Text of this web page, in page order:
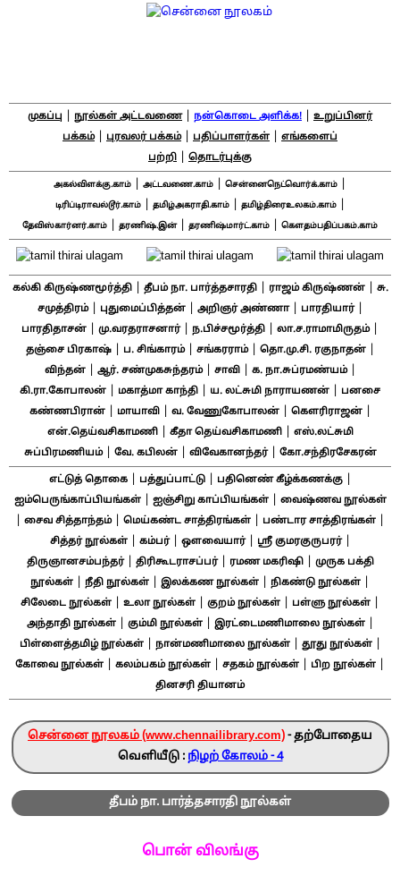
முகப்பு நூல்கள் அட்டவணை| நன்கொடை அளிக்க!
உறுப்பினர்
பக்கம்| புரவலர் பக்கம்| பதிப்பாளர்கள்
எங்களைப்
பற்றி
தொடர்புக்கு
அகல்விளக்கு.காம் அட்டவணை.காம் சென்னைநெட்வொர்க்.காம்
டிரிப்டிராவல்டூர்.காம்| தமிழ்அகராதி.காம்| தமிழ்திரைஉலகம்.காம்|
தேவிஸ்கார்னர்.காம் தரணிஷ்.இன்| தரணிஷ்மார்ட்.காம் கௌதம்பதிப்பகம்.காம்
கல்கி கிருஷ்ணமூர்த்தி| தீபம் நா. பார்த்தசாரதி| ராஜம் கிருஷ்ணன்|
சு.
சமுத்திரம்| புதுமைப்பித்தன்| அறிஞர் அண்ணா| பாரதியார்|
பாரதிதாசன் மு.வரதராசனார்| ந.பிச்சமூர்த்தி லா.ச.ராமாமிருதம்|
தஞ்சை பிரகாஷ்| ப. சிங்காரம்| சங்கரராம்| தொ.மு.சி. ரகுநாதன்|
விந்தன்| ஆர். சண்முகசுந்தரம்| சாவி| க. நா.சுப்ரமண்யம்|
கி.ரா.கோபாலன் மகாத்மா காந்தி ய. லட்சுமி நாராயணன்
பனசை
கண்ணபிரான்| மாயாவி| வ. வேணுகோபாலன்| கௌரிராஜன்|
என்.தெய்வசிகாமணி| கீதா தெய்வசிகாமணி|
எஸ்.லட்சுமி
சுப்பிரமணியம்| வே. கபிலன்| விவேகானந்தர்| கோ.சந்திரசேகரன்
எட்டுத் தொகை| பத்துப்பாட்டு| பதினெண் கீழ்க்கணக்கு|
ஐம்பெருங்காப்பியங்கள்| ஐஞ்சிறு காப்பியங்கள்| வைஷ்ணவ நூல்கள்
சைவ சித்தாந்தம்| மெய்கண்ட சாத்திரங்கள் பண்டார சாத்திரங்கள்
சித்தர் நூல்கள்| கம்பர்| ஔவையார்| ஸ்ரீ குமரகுருபரர்|
திருஞானசம்பந்தர்| திரிகூடராசப்பர்| ரமண மகரிஷி|
முருக பக்தி
நூல்கள்
நீதி நூல்கள் இலக்கண நூல்கள் நிகண்டு நூல்கள்
சிலேடை நூல்கள் உலா நூல்கள் குறம் நூல்கள் பள்ளு நூல்கள்
அந்தாதி நூல்கள்| கும்மி நூல்கள்| இரட்டைமணிமாலை நூல்கள்|
பிள்ளைத்தமிழ் நூல்கள்| நான்மணிமாலை நூல்கள்| தூது நூல்கள்|
கோவை நூல்கள் கலம்பகம் நூல்கள் சதகம் நூல்கள் பிற நூல்கள்
தினசரி தியானம்
சென்னை நூலகம் (www.chennailibrary.com)- தற்போதைய
வெளியீடு : நிழற் கோலம் - 4
தீபம் நா. பார்த்தசாரதி நூல்கள்
பொன் விலங்கு